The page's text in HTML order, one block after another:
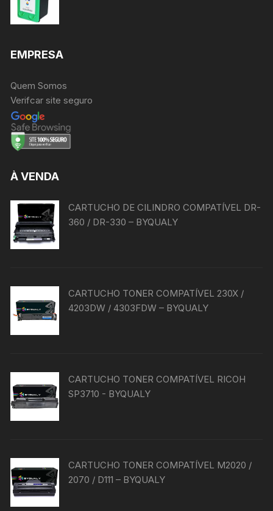
EMPRESA
Quem Somos
Verifcar site seguro
À VENDA
CARTUCHO DE CILINDRO COMPATÍVEL DR-
360 / DR-330 – BYQUALY
CARTUCHO TONER COMPATÍVEL 230X /
4203DW / 4303FDW – BYQUALY
CARTUCHO TONER COMPATÍVEL RICOH
SP3710 - BYQUALY
CARTUCHO TONER COMPATÍVEL M2020 /
2070 / D111 – BYQUALY